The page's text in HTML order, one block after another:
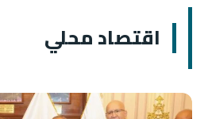
اقتصاد محلي